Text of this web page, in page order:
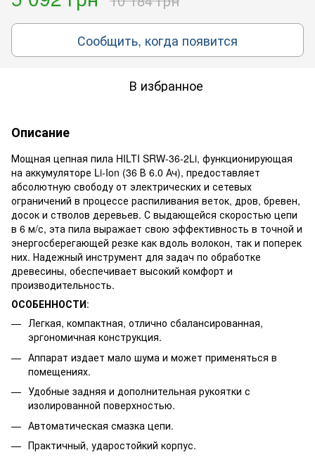
Сообщить, когда появится
В избранное
Описание
Мощная цепная пила HILTI SRW-36-2Li, функционирующая
на аккумуляторе Li-Ion (36 В 6.0 Ач), предоставляет
абсолютную свободу от электрических и сетевых
ограничений в процессе распиливания веток, дров, бревен,
досок и стволов деревьев. С выдающейся скоростью цепи
в 6 м/с, эта пила выражает свою эффективность в точной и
энергосберегающей резке как вдоль волокон, так и поперек
них. Надежный инструмент для задач по обработке
древесины, обеспечивает высокий комфорт и
производительность.
ОСОБЕННОСТИ:
Легкая, компактная, отлично сбалансированная,
эргономичная конструкция.
Аппарат издает мало шума и может применяться в
помещениях.
Удобные задняя и дополнительная рукоятки с
изолированной поверхностью.
Автоматическая смазка цепи.
Практичный, ударостойкий корпус.